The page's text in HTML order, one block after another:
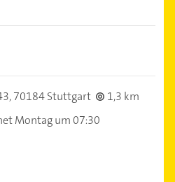
70184 Stuttgart
1,3 km
Montag um 07:30